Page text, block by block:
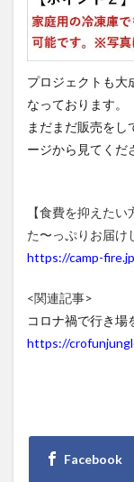
プロジェクトも大
なっております。
まだまだ販売をし
ージから見てくだ
【食費を抑えた
た〜っぷりお届け
https://camp-
<関連記事>
コロナ禍で行き場
https://